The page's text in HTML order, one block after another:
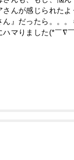
んが感じられたよ
』だったら。。。
ハマりました(*￣∇